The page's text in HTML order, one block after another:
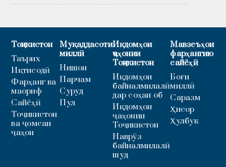
Тоҷикистон
Таърих
Иқтисодӣ
Фарҳанг ва
маориф
Сайёҳӣ
Тоҷикистон
ва ҷомеаи
ҷаҳон
Муқаддасоти
миллӣ
Нишон
Парчам
Суруд
Пул
Иқдомҳои
ҷаҳонии
Тоҷикистон
Иқдомҳои
байналмилалӣ
дар соҳаи об
Иқдомҳои
ҷаҳонии
Тоҷикистон
Наврӯз
байналмилалӣ
шуд
Мавзеъҳои
фарҳангию
сайёҳӣ
Боғи
миллӣ
Саразм
Ҳисор
Ҳулбук